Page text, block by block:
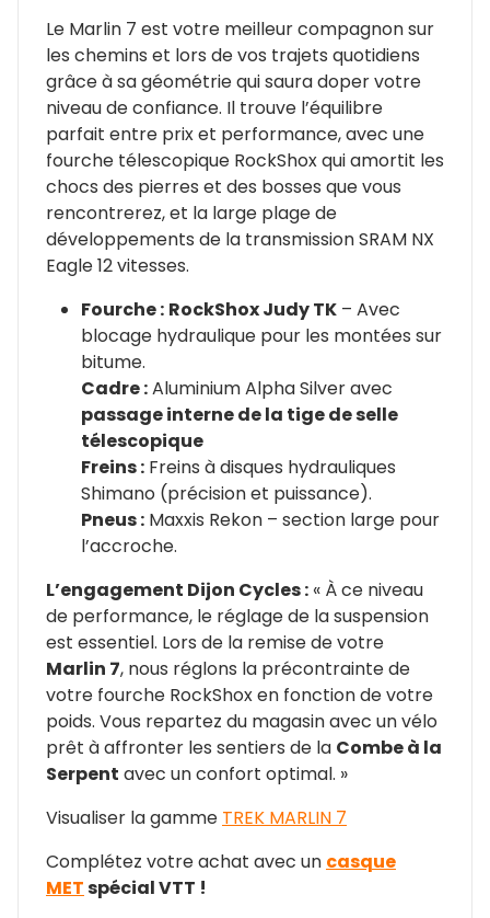
Le Marlin 7 est votre meilleur compagnon sur
les chemins et lors de vos trajets quotidiens
grâce à sa géométrie qui saura doper votre
niveau de confiance. Il trouve l’équilibre
parfait entre prix et performance, avec une
fourche télescopique RockShox qui amortit les
chocs des pierres et des bosses que vous
rencontrerez, et la large plage de
développements de la transmission SRAM NX
Eagle 12 vitesses.
Fourche : RockShox Judy TK – Avec
blocage hydraulique pour les montées sur
bitume.
Cadre :Aluminium Alpha Silver avec
passage interne de la tige de selle
télescopique
Freins : Freins à disques hydrauliques
Shimano (précision et puissance).
Pneus : Maxxis Rekon – section large pour
l’accroche.
L’engagement Dijon Cycles : « À ce niveau
de performance, le réglage de la suspension
est essentiel. Lors de la remise de votre
Marlin 7, nous réglons la précontrainte de
votre fourche RockShox en fonction de votre
poids. Vous repartez du magasin avec un vélo
prêt à affronter les sentiers de la Combe à la
Serpent avec un confort optimal. »
Visualiser la gamme TREK MARLIN 7
Complétez votre achat avec un casque
METspécial VTT !